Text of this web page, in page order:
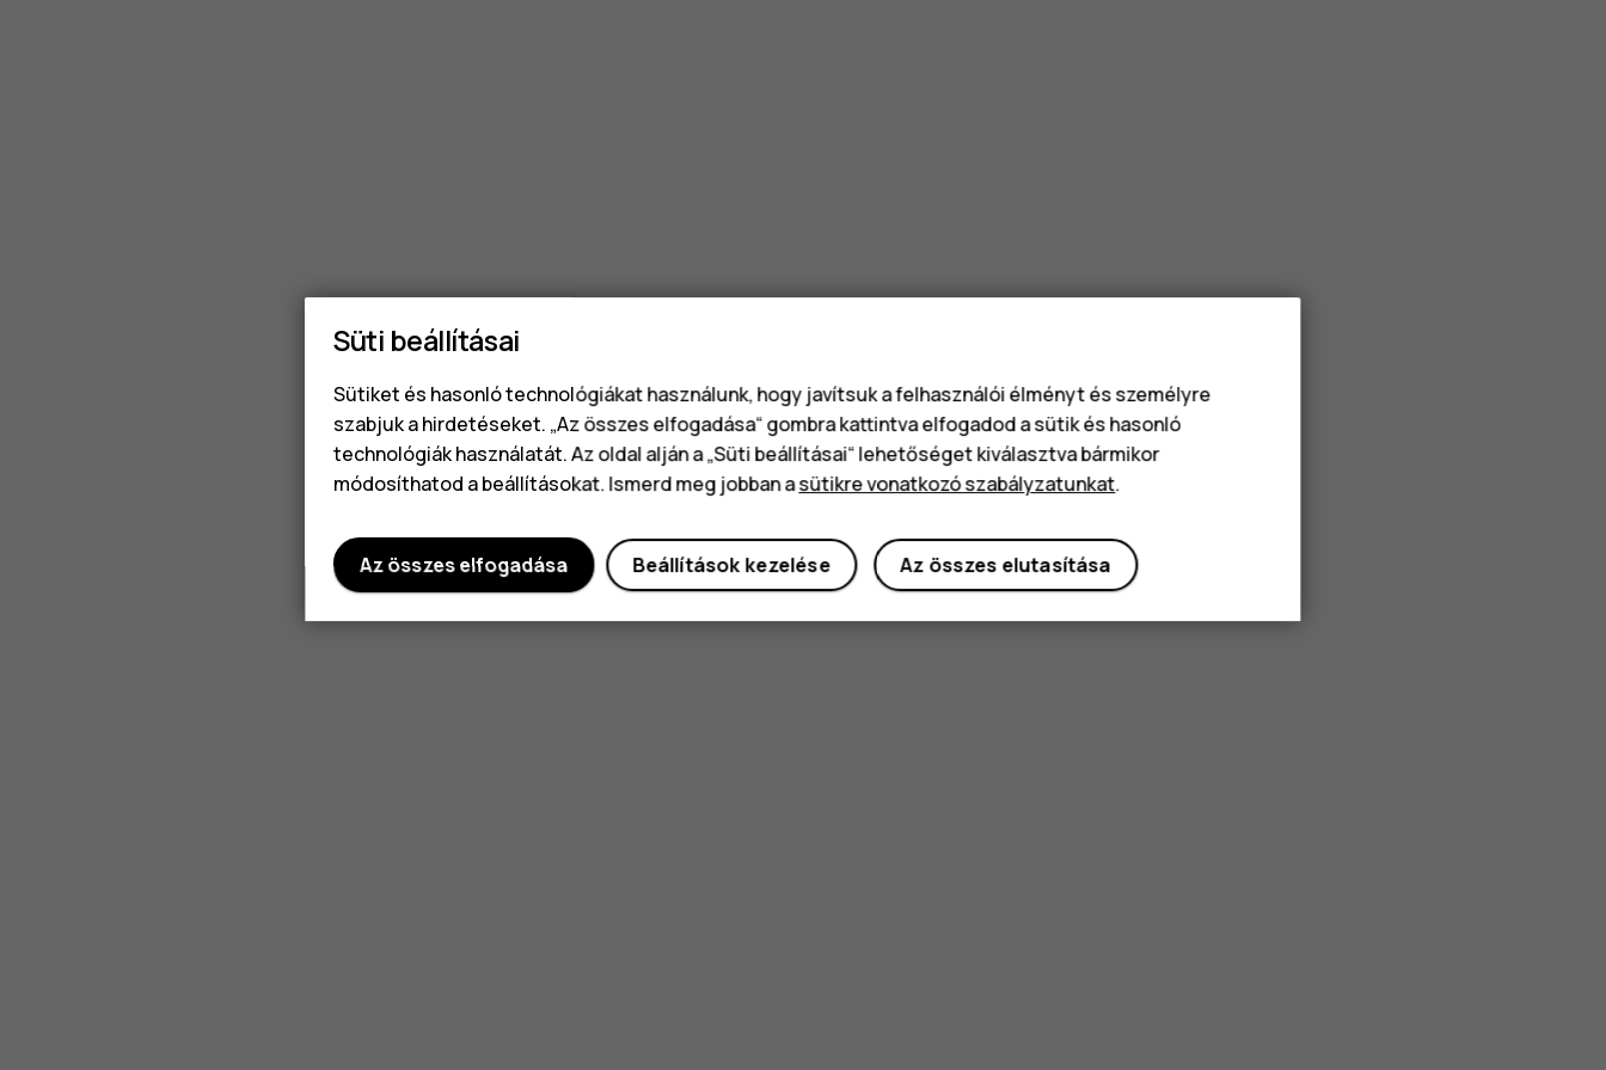
Süti beállításai
Sütiket és hasonló technológiákat használunk, hogy javítsuk a felhasználói élményt és személyre
szabjuk a hirdetéseket. „Az összes elfogadása“ gombra kattintva elfogadod a sütik és hasonló
technológiák használatát. Az oldal alján a „Süti beállításai“ lehetőséget kiválasztva bármikor
módosíthatod a beállításokat. Ismerd meg jobban asütikre vonatkozó szabályzatunkat.
Az összes elutasítása
Beállítások kezelése
Az összes elfogadása